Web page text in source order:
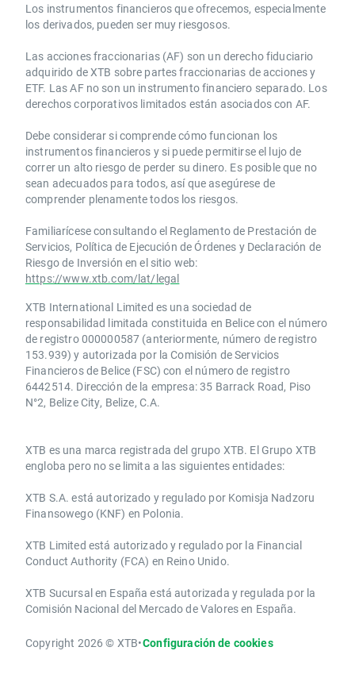
Los instrumentos financieros que ofrecemos, especialmente
los derivados, pueden ser muy riesgosos.
Las acciones fraccionarias (AF) son un derecho fiduciario
adquirido de XTB sobre partes fraccionarias de acciones y
ETF. Las AF no son un instrumento financiero separado. Los
derechos corporativos limitados están asociados con AF.
Debe considerar si comprende cómo funcionan los
instrumentos financieros y si puede permitirse el lujo de
correr un alto riesgo de perder su dinero. Es posible que no
sean adecuados para todos, así que asegúrese de
comprender plenamente todos los riesgos.
Familiarícese consultando el Reglamento de Prestación de
Servicios, Política de Ejecución de Órdenes y Declaración de
Riesgo de Inversión en el sitio web:
https://www.xtb.com/lat/legal
XTB International Limited es una sociedad de
responsabilidad limitada constituida en Belice con el número
de registro 000000587 (anteriormente, número de registro
153.939) y autorizada por la Comisión de Servicios
Financieros de Belice (FSC) con el número de registro
6442514. Dirección de la empresa: 35 Barrack Road, Piso
N°2, Belize City, Belize, C.A.
​​XTB es una marca registrada del grupo XTB. El Grupo XTB
engloba pero no se limita a las siguientes entidades:
XTB S.A.​ está autorizado y regulado por Komisja Nadzoru
Finansowego (KNF) ​en Polonia.
XTB Limited ​está autorizado y regulado por la ​Financial
Conduct Authority ​(FCA) en ​​Reino Unido.
XTB Sucursal en España está autorizada y regulada por la
Comisión Nacional del Mercado de Valores en España.
Copyright 2026 © XTB•Configuración de cookies